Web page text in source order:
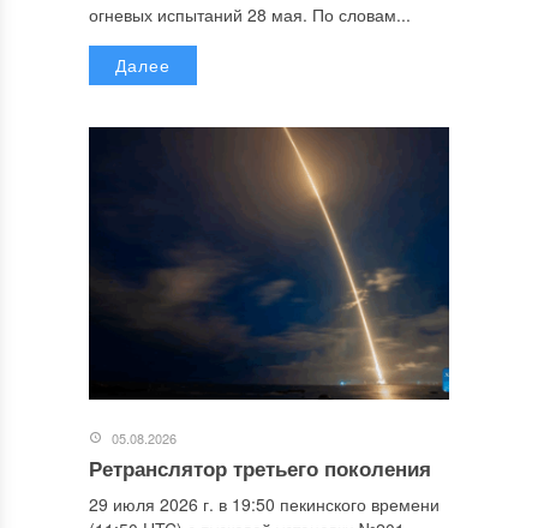
огневых испытаний 28 мая. По словам...
Далее
05.08.2026
Ретранслятор третьего поколения
29 июля 2026 г. в 19:50 пекинского времени